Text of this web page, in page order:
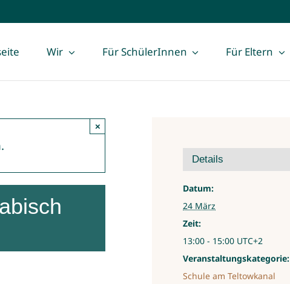
Wir Für SchülerInnen Für Eltern
×
Details
Datum:
24 März
Zeit:
13:00 - 15:00 UTC+2
Veranstaltungskategorie:
Schule am Teltowkanal